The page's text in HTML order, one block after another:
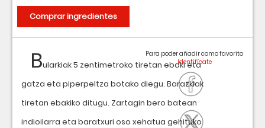
Bularkiak 5 zentimetroko tiretan ebaki eta
gatza eta piperpeltza botako diegu. Barazkiak
tiretan ebakiko ditugu. Zartagin bero batean
indioilarra eta baratxuri oso xehatua gehituko
Para poder añadir como favorito
Comprar ingredientes